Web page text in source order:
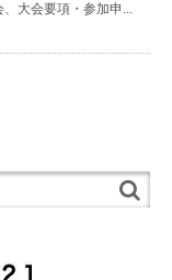
大会要項・参加申...